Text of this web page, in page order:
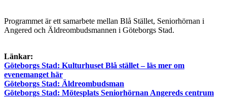
Programmet är ett samarbete mellan Blå Stället, Seniorhörnan i
Angered och Äldreombudsmannen i Göteborgs Stad.
Länkar:
Göteborgs Stad: Kulturhuset Blå stället – läs mer om
evenemanget här
Göteborgs Stad: Äldreombudsman
Göteborgs Stad: Mötesplats Seniorhörnan Angereds centrum